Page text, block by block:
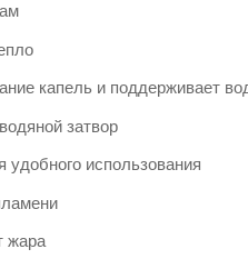
капель и поддерживает
затвор
удобного использования
жара